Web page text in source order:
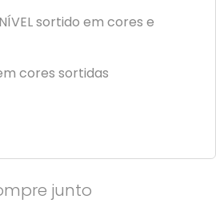
sortido em cores e
cores sortidas
junto